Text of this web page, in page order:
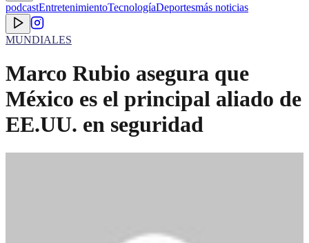
podcastEntretenimientoTecnologíaDeportesmás noticias
MUNDIALES
Marco Rubio asegura que
México es el principal aliado de
EE.UU. en seguridad